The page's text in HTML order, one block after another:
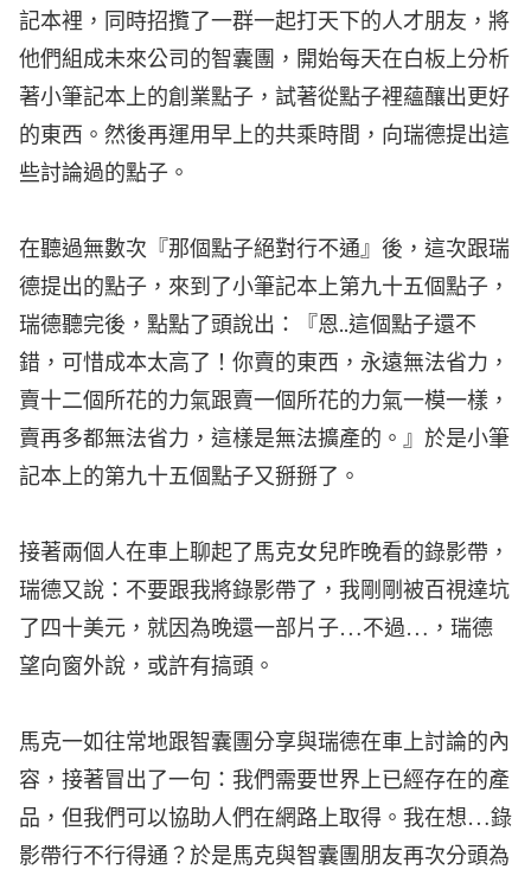
記本裡，同時招攬了一群一起打天下的人才朋友，將
他們組成未來公司的智囊團，開始每天在白板上分析
著小筆記本上的創業點子，試著從點子裡蘊釀出更好
的東西。然後再運用早上的共乘時間，向瑞德提出這
些討論過的點子。
在聽過無數次『那個點子絕對行不通』後，這次跟瑞
德提出的點子，來到了小筆記本上第九十五個點子，
瑞德聽完後，點點了頭說出：『恩..這個點子還不
錯，可惜成本太高了！你賣的東西，永遠無法省力，
賣十二個所花的力氣跟賣一個所花的力氣一模一樣，
賣再多都無法省力，這樣是無法擴產的。』於是小筆
記本上的第九十五個點子又掰掰了。
接著兩個人在車上聊起了馬克女兒昨晚看的錄影帶，
瑞德又說：不要跟我將錄影帶了，我剛剛被百視達坑
了四十美元，就因為晚還一部片子…不過…，瑞德
望向窗外說，或許有搞頭。
馬克一如往常地跟智囊團分享與瑞德在車上討論的內
容，接著冒出了一句：我們需要世界上已經存在的產
品，但我們可以協助人們在網路上取得。我在想…錄
影帶行不行得通？於是馬克與智囊團朋友再次分頭為